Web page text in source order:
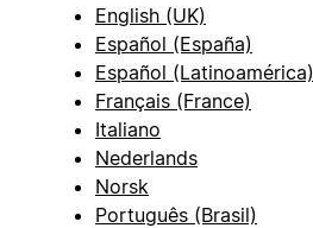
English (UK)
Español (España)
Español (Latinoamérica)
Français (France)
Italiano
Nederlands
Norsk
Português (Brasil)